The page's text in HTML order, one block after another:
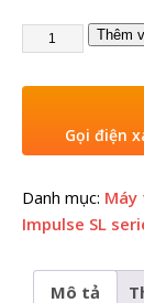
Thêm
Gọi điện
Danh mục: Máy
Impulse SL
Mô tả